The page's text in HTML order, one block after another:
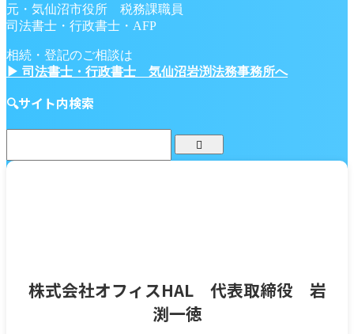
元・気仙沼市役所 税務課職員
司法書士・行政書士・AFP
相続・登記のご相談は
▶ 司法書士・行政書士 気仙沼岩渕法務事務所へ
🔍サイト内検索
株式会社オフィスHAL 代表取締役 岩
渕一徳